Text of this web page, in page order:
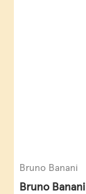
Bruno Banani
Bruno